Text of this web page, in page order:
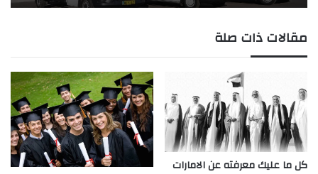
مقالات ذات صلة
كل ما عليك معرفته عن الامارات